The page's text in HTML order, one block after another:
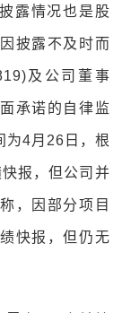
露情况也是股
披露不及时而
及公司董事
承诺的自律监
为4月26日，根
报，但公司并
，因部分项目
快报，但仍无